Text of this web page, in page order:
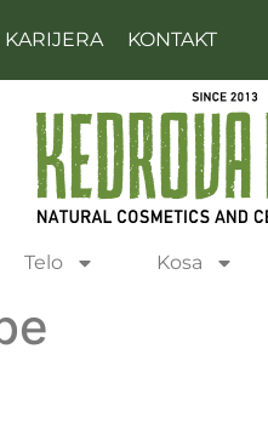
KARIJERA KONTAKT
Telo Kosa